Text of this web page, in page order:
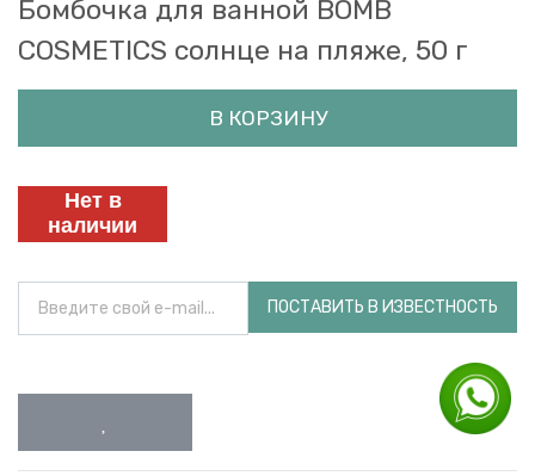
Бомбочка для ванной BOMB
COSMETICS солнце на пляже, 50 г
В КОРЗИНУ
Нет в
наличии
ПОСТАВИТЬ В ИЗВЕСТНОСТЬ